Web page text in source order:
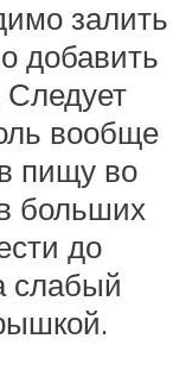
залить
добавить
Следует
вообще
пищу во
больших
до
слабый